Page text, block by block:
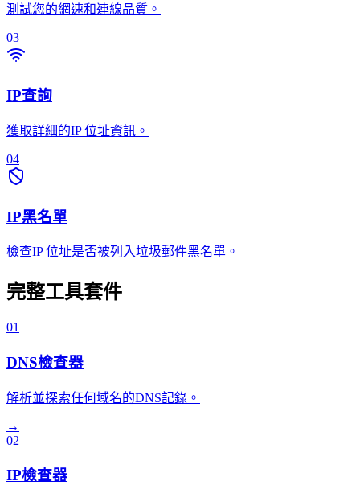
測試您的網速和連線品質。
03
IP查詢
獲取詳細的IP 位址資訊。
04
IP黑名單
檢查IP 位址是否被列入垃圾郵件黑名單。
完整工具套件
01
DNS檢查器
解析並探索任何域名的DNS記錄。
→
02
IP檢查器